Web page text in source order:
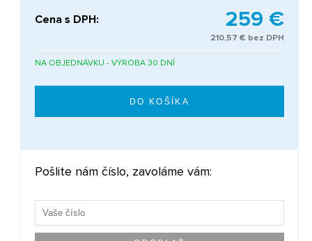
Cena s DPH: 259 €
210,57 € bez DPH
NA OBJEDNÁVKU - VÝROBA 30 DNÍ
Pošlite nám číslo, zavoláme vám: